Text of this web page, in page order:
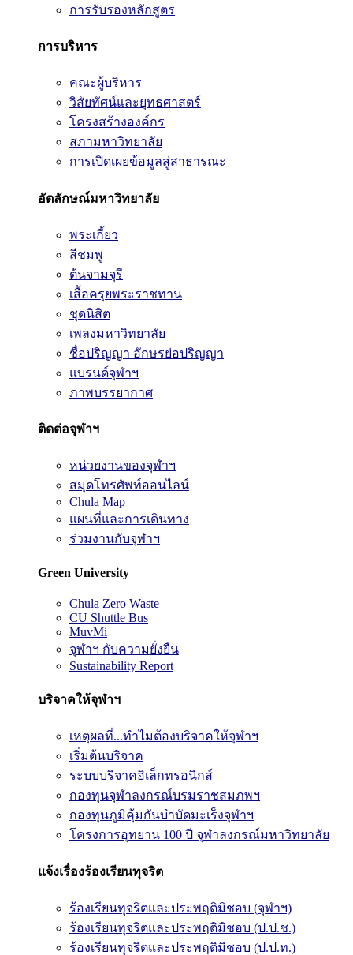
การรับรองหลักสูตร
การบริหาร
คณะผู้บริหาร
วิสัยทัศน์และยุทธศาสตร์
โครงสร้างองค์กร
สภามหาวิทยาลัย
การเปิดเผยข้อมูลสู่สาธารณะ
อัตลักษณ์มหาวิทยาลัย
พระเกี้ยว
สีชมพู
ต้นจามจุรี
เสื้อครุยพระราชทาน
ชุดนิสิต
เพลงมหาวิทยาลัย
ชื่อปริญญา อักษรย่อปริญญา
แบรนด์จุฬาฯ
ภาพบรรยากาศ
ติดต่อจุฬาฯ
หน่วยงานของจุฬาฯ
สมุดโทรศัพท์ออนไลน์
Chula Map
แผนที่และการเดินทาง
ร่วมงานกับจุฬาฯ
Green University
Chula Zero Waste
CU Shuttle Bus
MuvMi
จุฬาฯ กับความยั่งยืน
Sustainability Report
บริจาคให้จุฬาฯ
เหตุผลที่...ทำไมต้องบริจาคให้จุฬาฯ
เริ่มต้นบริจาค
ระบบบริจาคอิเล็กทรอนิกส์
กองทุนจุฬาลงกรณ์บรมราชสมภพฯ
กองทุนภูมิคุ้มกันบำบัดมะเร็งจุฬาฯ
โครงการอุทยาน 100 ปี จุฬาลงกรณ์มหาวิทยาลัย
แจ้งเรื่องร้องเรียนทุจริต
ร้องเรียนทุจริตและประพฤติมิชอบ (จุฬาฯ)
ร้องเรียนทุจริตและประพฤติมิชอบ (ป.ป.ช.)
ร้องเรียนทุจริตและประพฤติมิชอบ (ป.ป.ท.)